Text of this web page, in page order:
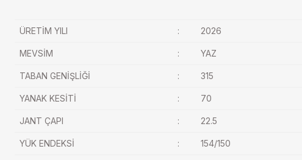
ÜRETİM YILI : 2026
MEVSİM : YAZ
TABAN GENİŞLİĞİ : 315
YANAK KESİTİ : 70
JANT ÇAPI : 22.5
YÜK ENDEKSİ : 154/150